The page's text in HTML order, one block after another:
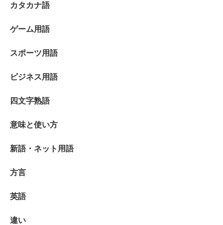
カタカナ語
ゲーム用語
スポーツ用語
ビジネス用語
四文字熟語
意味と使い方
新語・ネット用語
方言
英語
違い